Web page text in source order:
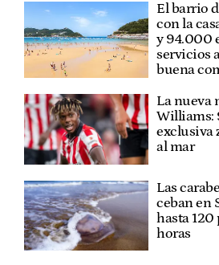
El barrio
con la
y 94.000
servicios
buena
La nueva
Williams:
exclusiva
al mar
Las
ceban en
hasta 120
horas